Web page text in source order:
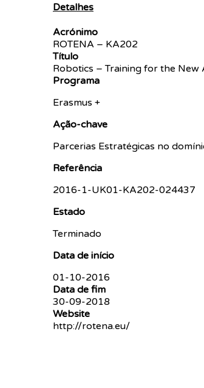
Detalhes
Acrónimo
ROTENA – KA202
Título
Robotics – Training for the New
Programa
Erasmus +
Ação-chave
Parcerias Estratégicas no
Referência
2016-1-UK01-KA202-024437
Estado
Terminado
Data de início
01-10-2016
Data de fim
30-09-2018
Website
http://rotena.eu/